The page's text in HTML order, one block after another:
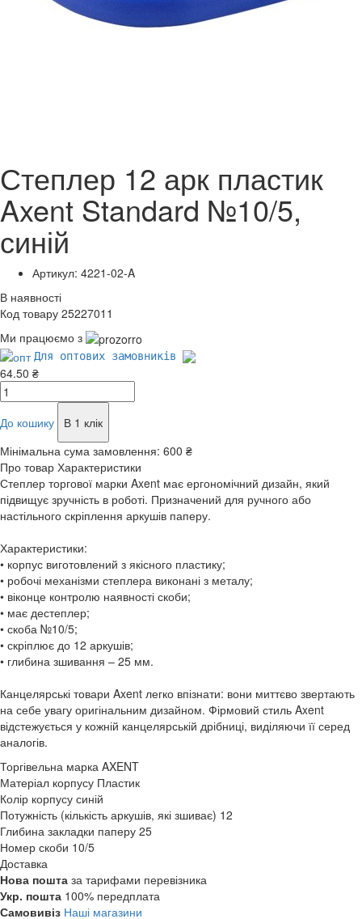
Степлер 12 арк пластик
Axent Standard №10/5,
синій
Артикул: 4221-02-A
В наявності
Код товару 25227011
Ми працюємо з
Для оптових замовників
64.50 ₴
До кошику
В 1 клік
Мінімальна сума замовлення: 600 ₴
Про товар Характеристики
Степлер торгової марки Axent має ергономічний дизайн, який
підвищує зручність в роботі. Призначений для ручного або
настільного скріплення аркушів паперу.
Характеристики:
• корпус виготовлений з якісного пластику;
• робочі механізми степлера виконані з металу;
• віконце контролю наявності скоби;
• має дестеплер;
• скоба №10/5;
• скріплює до 12 аркушів;
• глибина зшивання – 25 мм.
Канцелярські товари Axent легко впізнати: вони миттєво звертають
на себе увагу оригінальним дизайном. Фірмовий стиль Axent
відстежується у кожній канцелярській дрібниці, виділяючи її серед
аналогів.
Торгівельна марка AXENT
Матеріал корпусу Пластик
Колір корпусу синій
Потужність (кількість аркушів, які зшиває) 12
Глибина закладки паперу 25
Номер скоби 10/5
Доставка
Нова пошта за тарифами перевізника
Укр. пошта 100% передплата
Самовивіз Наші магазини